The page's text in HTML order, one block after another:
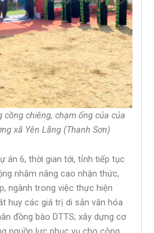
chiêng, chạm ống của của
xã Yên Lãng (Thanh Sơn)
án 6, thời gian tới, tỉnh tiếp tục
nhằm nâng cao nhận thức,
ngành trong việc thực hiện
huy các giá trị di sản văn hóa
đồng bào DTTS; xây dựng cơ